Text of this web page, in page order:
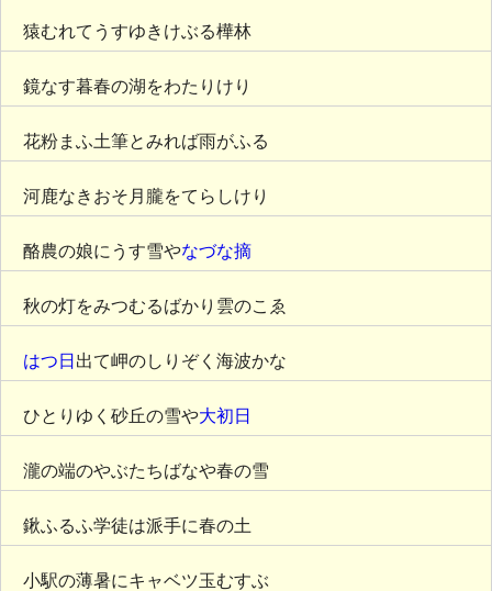
猿むれてうすゆきけぶる樺林
鏡なす暮春の湖をわたりけり
花粉まふ土筆とみれば雨がふる
河鹿なきおそ月朧をてらしけり
酪農の娘にうす雪やなづな摘
秋の灯をみつむるばかり雲のこゑ
はつ日 出て岬のしりぞく海波かな
ひとりゆく砂丘の雪や大初日
瀧の端のやぶたちばなや春の雪
鍬ふるふ学徒は派手に春の土
小駅の薄暑にキャベツ玉むすぶ